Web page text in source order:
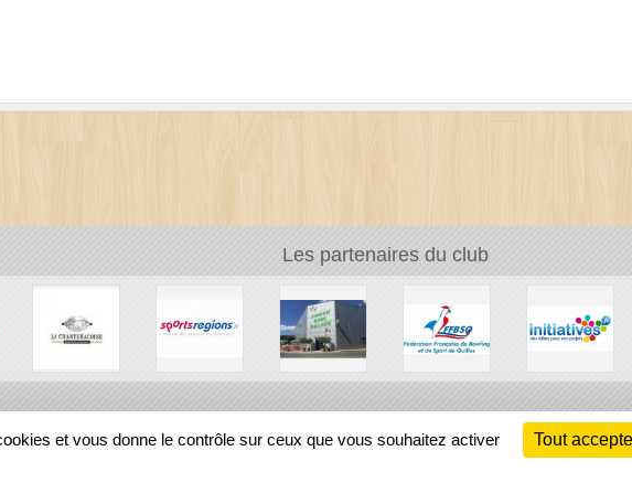
Les partenaires du club
et vous donne le contrôle sur ceux que vous souhaitez activer Tout